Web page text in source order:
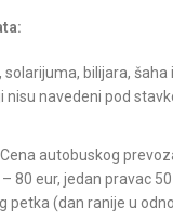
bilijara, šaha
nisu navedeni pod
autobuskog
80 eur, jedan pravac
petka (dan ranije u